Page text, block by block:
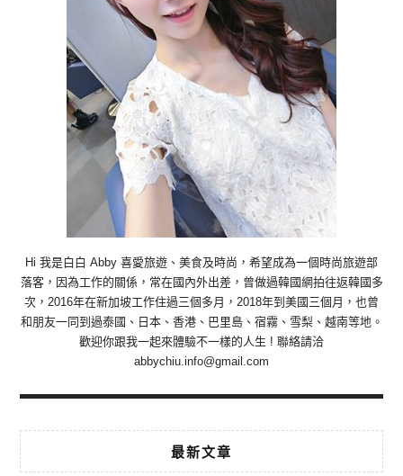
Hi 我是白白 Abby 喜愛旅遊、美食及時尚，希望成為一個時尚旅遊部
落客，因為工作的關係，常在國內外出差，曾做過韓國網拍往返韓國多
次，2016年在新加坡工作住過三個多月，2018年到美國三個月，也曾
和朋友一同到過泰國、日本、香港、巴里島、宿霧、雪梨、越南等地。
歡迎你跟我一起來體驗不一樣的人生 ! 聯絡請洽
abbychiu.info@gmail.com
最新文章